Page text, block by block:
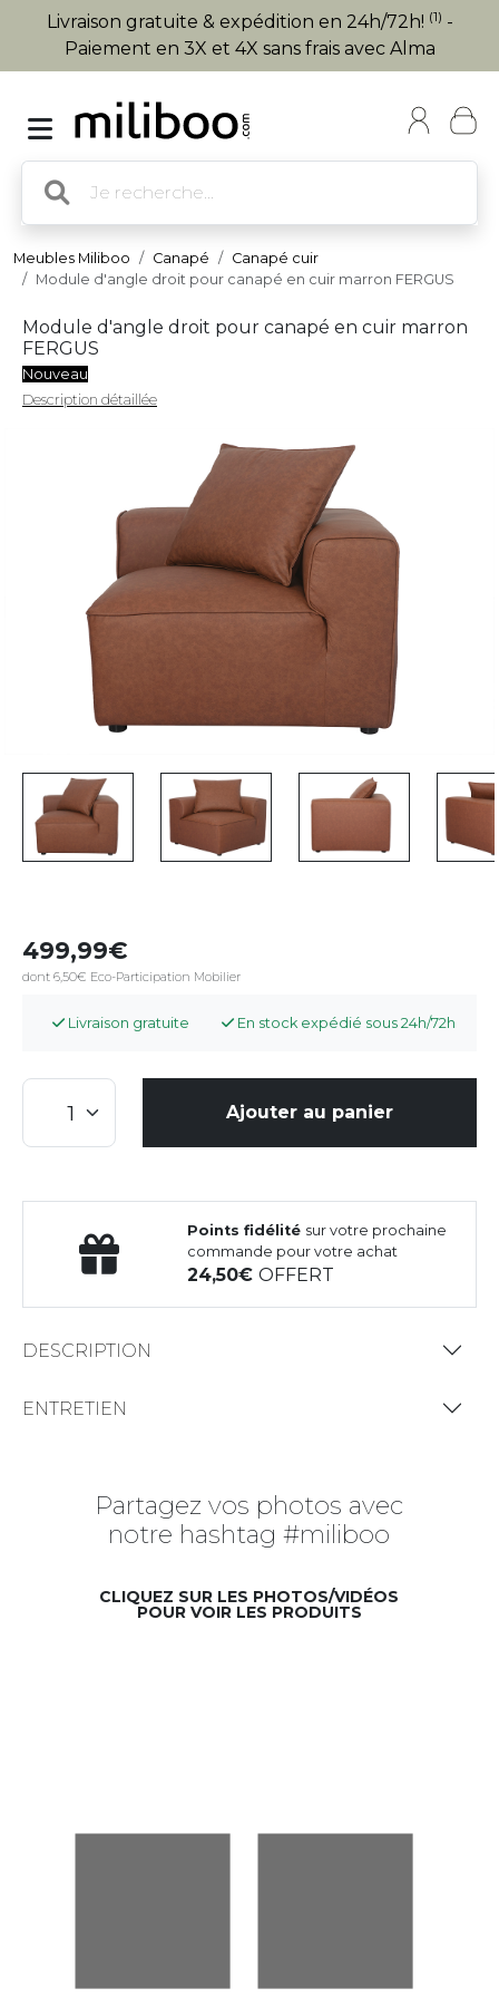
Livraison gratuite & expédition en 24h/72h! (1) -
Paiement en 3X et 4X sans frais avec Alma
Meubles Miliboo Canapé
Canapé cuir
Module d'angle droit pour canapé en cuir marron FERGUS
Module d'angle droit pour canapé en cuir marron
FERGUS
Nouveau
Description détaillée
499,99
dont 6,50€ Eco-Participation Mobilier
Livraison gratuite En stock expédié sous 24h/72h
Ajouter au panier
Points fidélité sur votre prochaine
commande pour votre achat
24,50OFFERT
DESCRIPTION
ENTRETIEN
Partagez vos photos avec
notre hashtag #miliboo
CLIQUEZ SUR LES PHOTOS/VIDÉOS
POUR VOIR LES PRODUITS